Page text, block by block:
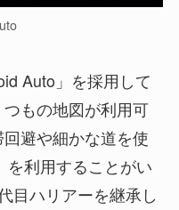
Auto」を採用して
もの地図が利用可
避や細かな道を使
を利用することがい
目ハリアーを継承し